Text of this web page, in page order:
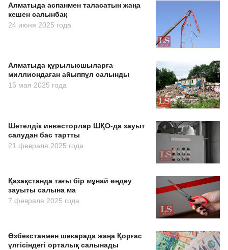
Алматыда аспанмен таласатын жаңа
кешен салынбақ
24 июня 2025 года
Алматыда құрылысшыларға
миллиондаған айыппұл салынды
15 мая 2025 года
Шетелдік инвесторлар ШҚО-да зауыт
салудан бас тартты
21 февраля 2025 года
Қазақстанда тағы бір мұнай өңдеу
зауыты салына ма
7 февраля 2025 года
Өзбекстанмен шекарада жаңа Қорғас
үлгісіндегі орталық салынады